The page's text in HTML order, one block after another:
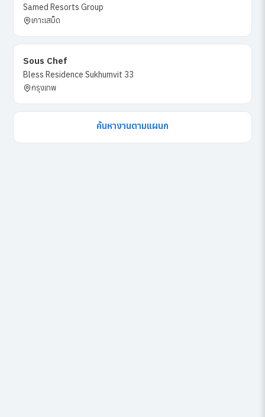
Samed Resorts Group
เกาะเสม็ด
Sous Chef
Bless Residence Sukhumvit 33
กรุงเทพ
ค้นหางานตามแผนก